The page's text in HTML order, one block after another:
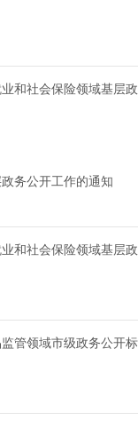
和社会保险领域基层政
务公开工作的通知
和社会保险领域基层政
管领域市级政务公开标